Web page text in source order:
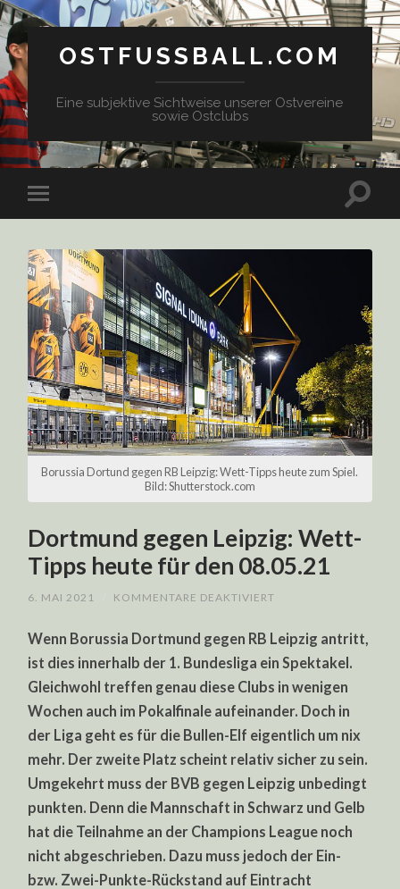
OSTFUSSBALL.COM
Eine subjektive Sichtweise unserer Ostvereine
sowie Ostclubs
Borussia Dortund gegen RB Leipzig: Wett-Tipps heute zum Spiel.
Bild: Shutterstock.com
Dortmund gegen Leipzig: Wett-
Tipps heute für den 08.05.21
6. MAI 2021 KOMMENTARE DEAKTIVIERT
LEIPZIG:
WETT-
TIPPS
FÜR
DEN
08.05.21
Wenn Borussia Dortmund gegen RB Leipzig antritt,
ist dies innerhalb der 1. Bundesliga ein Spektakel.
Gleichwohl treffen genau diese Clubs in wenigen
Wochen auch im Pokalfinale aufeinander. Doch in
der Liga geht es für die Bullen-Elf eigentlich um nix
mehr. Der zweite Platz scheint relativ sicher zu sein.
Umgekehrt muss der BVB gegen Leipzig unbedingt
punkten. Denn die Mannschaft in Schwarz und Gelb
hat die Teilnahme an der Champions League noch
nicht abgeschrieben. Dazu muss jedoch der Ein-
bzw. Zwei-Punkte-Rückstand auf Eintracht